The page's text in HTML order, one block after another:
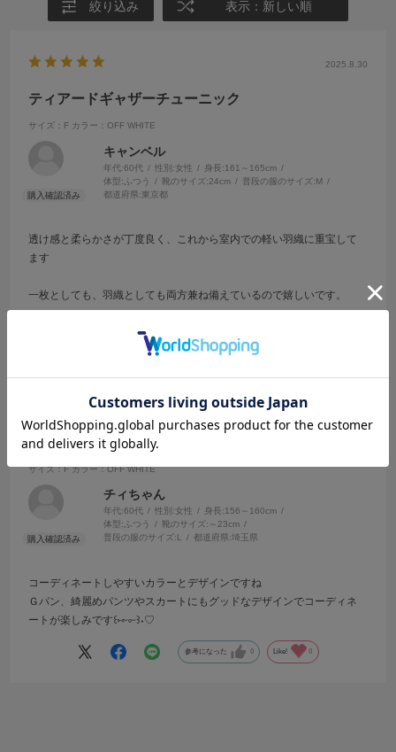
絞り込み 表示：新しい順
2025.8.30
ティアードギャザーチューニック
サイズ：F カラー：OFF WHITE
キャンベル
年代:60代 性別:女性 身長:161～165cm
体型: ふつう 靴のサイズ:24cm 普段の服のサイズ:M
都道府県:東京都
透け感と柔らかさが丁度良く、これから室内での軽い羽織に重宝して
ます
一枚としても、羽織としても両方兼ね備えているので嬉しいです。
デザインがカワイイ
サイズ：F カラー：OFF WHITE
チィちゃん
年代:60代 性別:女性 身長:156～160cm
体型: ふつう 靴のサイズ: ～23cm
普段の服のサイズ:L 都道府県:埼玉県
コーディネートしやすいカラーとデザインですね
Ｇパン、綺麗めパンツやスカートにもグッドなデザインでコーディネ
ートが楽しみです꒰⁠⑅⁠ᵕ⁠༚⁠ᵕ⁠꒱⁠˖⁠♡
参考になった 0 Like! 0